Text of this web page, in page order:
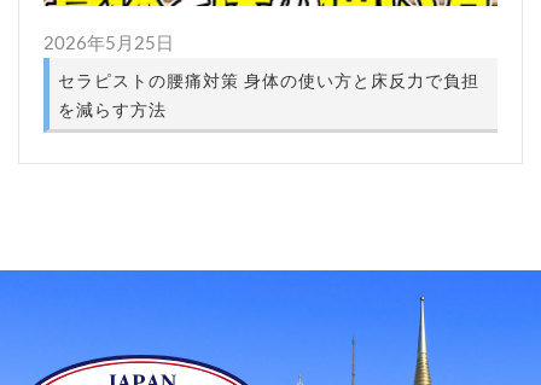
2026年5月25日
セラピストの腰痛対策 身体の使い方と床反力で負担
を減らす方法